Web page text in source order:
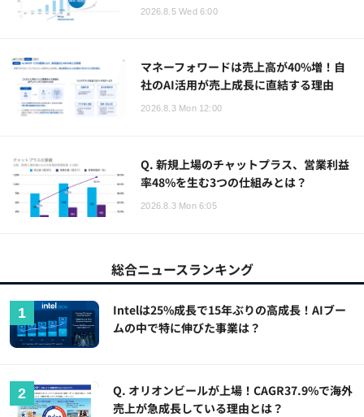
2026.8.5 Wed 6:00
マネーフォワードは売上高が40%増！自
社のAI活用が売上成長に直結する理由
2026.8.3 Mon 12:00
Q. 新規上場のチャットプラス、営業利益
率48%を生む3つの仕組みとは？
2026.8.3 Mon 6:05
総合ニュースランキング
Intelは25%成長で15年ぶりの高成長！AIブー
ムの中で特に伸びた事業は？
Q. オリオンビールが上場！CAGR37.9%で海外
売上が急成長している理由とは？